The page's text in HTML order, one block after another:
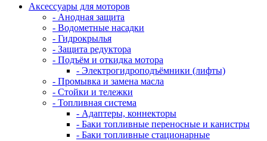
Аксессуары для моторов
- Анодная защита
- Водометные насадки
- Гидрокрылья
- Защита редуктора
- Подъём и откидка мотора
- Электрогидроподъёмники (лифты)
- Промывка и замена масла
- Стойки и тележки
- Топливная система
- Адаптеры, коннекторы
- Баки топливные переносные и канистры
- Баки топливные стационарные